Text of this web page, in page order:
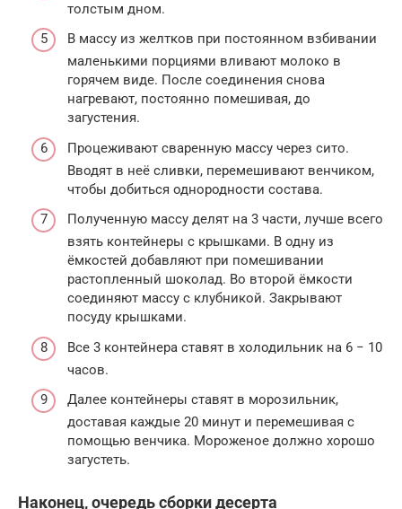
толстым дном.
В массу из желтков при постоянном взбивании
маленькими порциями вливают молоко в
горячем виде. После соединения снова
нагревают, постоянно помешивая, до
загустения.
Процеживают сваренную массу через сито.
Вводят в неё сливки, перемешивают венчиком,
чтобы добиться однородности состава.
Полученную массу делят на 3 части, лучше всего
взять контейнеры с крышками. В одну из
ёмкостей добавляют при помешивании
растопленный шоколад. Во второй ёмкости
соединяют массу с клубникой. Закрывают
посуду крышками.
Все 3 контейнера ставят в холодильник на 6 − 10
часов.
Далее контейнеры ставят в морозильник,
доставая каждые 20 минут и перемешивая с
помощью венчика. Мороженое должно хорошо
загустеть.
Наконец, очередь сборки десерта